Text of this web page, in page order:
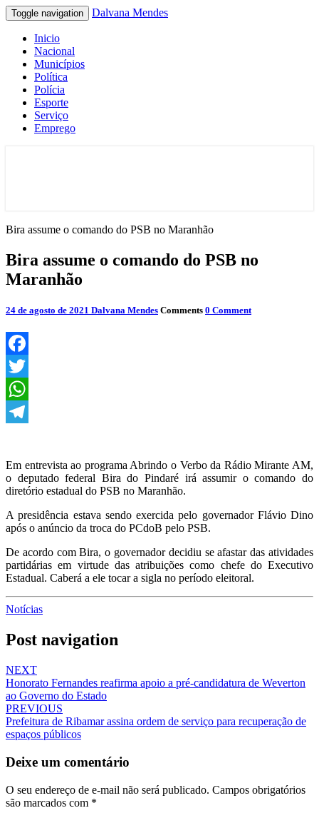
Toggle navigation Dalvana Mendes
Inicio
Nacional
Municípios
Política
Polícia
Esporte
Serviço
Emprego
Bira assume o comando do PSB no Maranhão
Bira assume o comando do PSB no
Maranhão
24 de agosto de 2021 Dalvana Mendes Comments 0 Comment
Facebook
Twitter
WhatsApp
Em entrevista ao programa Abrindo o Verbo da Rádio Mirante AM,
o deputado federal Bira do Pindaré irá assumir o comando do
diretório estadual do PSB no Maranhão.
A presidência estava sendo exercida pelo governador Flávio Dino
após o anúncio da troca do PCdoB pelo PSB.
De acordo com Bira, o governador decidiu se afastar das atividades
partidárias em virtude das atribuições como chefe do Executivo
Estadual. Caberá a ele tocar a sigla no período eleitoral.
Notícias
Post navigation
NEXT
Honorato Fernandes reafirma apoio a pré-candidatura de Weverton
ao Governo do Estado
PREVIOUS
Prefeitura de Ribamar assina ordem de serviço para recuperação de
espaços públicos
Deixe um comentário
O seu endereço de e-mail não será publicado. Campos obrigatórios
são marcados com *